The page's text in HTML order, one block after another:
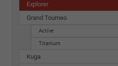
Explorer
Grand Tourneo
Active
Titanium
Kuga